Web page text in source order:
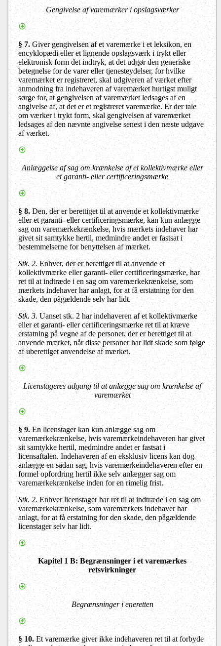
Gengivelse af varemærker i opslagsværker
§ 7.Giver gengivelsen af et varemærke i et leksikon, en
encyklopædi eller et lignende opslagsværk i trykt eller
elektronisk form det indtryk, at det udgør den generiske
betegnelse for de varer eller tjenesteydelser, for hvilke
varemærket er registreret, skal udgiveren af værket efter
anmodning fra indehaveren af varemærket hurtigst muligt
sørge for, at gengivelsen af varemærket ledsages af en
angivelse af, at det er et registreret varemærke. Er der tale
om værker i trykt form, skal gengivelsen af varemærket
ledsages af den nævnte angivelse senest i den næste udgave
af værket.
Anlæggelse af sag om krænkelse af et kollektivmærke eller
et garanti- eller certificeringsmærke
§ 8. Den, der er berettiget til at anvende et kollektivmærke
eller et garanti- eller certificeringsmærke, kan kun anlægge
sag om varemærkekrænkelse, hvis mærkets indehaver har
givet sit samtykke hertil, medmindre andet er fastsat i
bestemmelserne for benyttelsen af mærket.
Stk. 2.Enhver, der er berettiget til at anvende et
kollektivmærke eller garanti- eller certificeringsmærke, har
ret til at indtræde i en sag om varemærkekrænkelse, som
mærkets indehaver har anlagt, for at få erstatning for den
skade, den pågældende selv har lidt.
Stk. 3. Uanset stk. 2 har indehaveren af et kollektivmærke
eller et garanti- eller certificeringsmærke ret til at kræve
erstatning på vegne af de personer, der er berettiget til at
anvende mærket, når disse personer har lidt skade som følge
af uberettiget anvendelse af mærket.
Licenstageres adgang til at anlægge sag om krænkelse af
varemærket
§ 9. En licenstager kan kun anlægge sag om
varemærkekrænkelse, hvis varemærkeindehaveren har givet
sit samtykke hertil, medmindre andet er fastsat i
licensaftalen. Indehaveren af en eksklusiv licens kan dog
anlægge en sådan sag, hvis varemærkeindehaveren efter en
formel opfordring hertil ikke selv anlægger sag om
varemærkekrænkelse inden for en rimelig frist.
Stk. 2. Enhver licenstager har ret til at indtræde i en sag om
varemærkekrænkelse, som varemærkets indehaver har
anlagt, for at få erstatning for den skade, den pågældende
licenstager selv har lidt.
Kapitel 1 B: Begrænsninger i et varemærkes
retsvirkninger
Begrænsninger i eneretten
§ 10.Et varemærke giver ikke indehaveren ret til at forbyde